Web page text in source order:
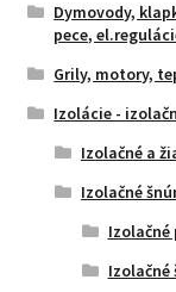
Dymovody,
pece,
Grily, motory,
Izolácie -
Izolačné a
Izolačné
Izolačné
Izolačné